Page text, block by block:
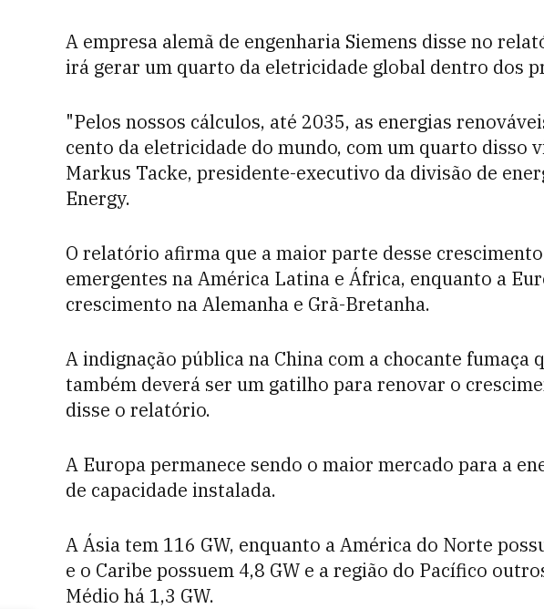
A empresa alemã de engenharia Siemens disse no
irá gerar um quarto da eletricidade global dentro dos
"Pelos nossos cálculos, até 2035, as energias
cento da eletricidade do mundo, com um quarto disso
Markus Tacke, presidente-executivo da divisão de
Energy.
O relatório afirma que a maior parte desse
emergentes na América Latina e África, enquanto a
crescimento na Alemanha e Grã-Bretanha.
A indignação pública na China com a chocante fumaça
também deverá ser um gatilho para renovar o
disse o relatório.
A Europa permanece sendo o maior mercado para a
de capacidade instalada.
A Ásia tem 116 GW, enquanto a América do Norte
e o Caribe possuem 4,8 GW e a região do Pacífico
Médio há 1,3 GW.